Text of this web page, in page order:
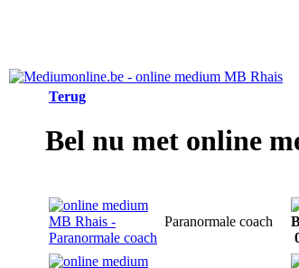
Terug
Bel nu met online
Paranormale coach